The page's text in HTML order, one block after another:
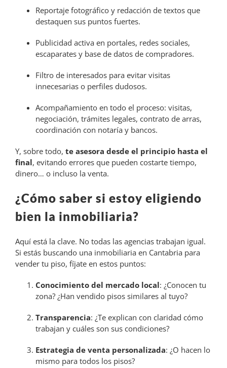
Reportaje fotográfico y redacción de textos que
destaquen sus puntos fuertes.
Publicidad activa en portales, redes sociales,
escaparates y base de datos de compradores.
Filtro de interesados para evitar visitas
innecesarias o perfiles dudosos.
Acompañamiento en todo el proceso: visitas,
negociación, trámites legales, contrato de arras,
coordinación con notaría y bancos.
Y, sobre todo, te asesora desde el principio hasta el
final, evitando errores que pueden costarte tiempo,
dinero… o incluso la venta.
¿Cómo saber si estoy eligiendo
bien la inmobiliaria?
Aquí está la clave. No todas las agencias trabajan igual.
Si estás buscando una inmobiliaria en Cantabria para
vender tu piso, fíjate en estos puntos:
Conocimiento del mercado local: ¿Conocen tu
zona? ¿Han vendido pisos similares al tuyo?
Transparencia: ¿Te explican con claridad cómo
trabajan y cuáles son sus condiciones?
Estrategia de venta personalizada: ¿O hacen lo
mismo para todos los pisos?